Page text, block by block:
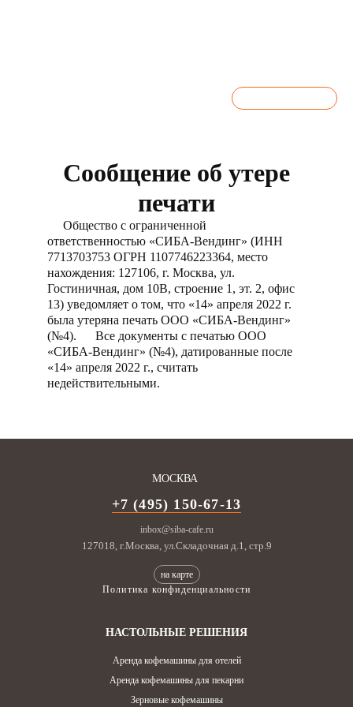
Сообщение об утере
печати
Общество с ограниченной
ответственностью «СИБА-Вендинг» (ИНН
7713703753 ОГРН 1107746223364, место
нахождения: 127106, г. Москва, ул.
Гостиничная, дом 10В, строение 1, эт. 2, офис
13) уведомляет о том, что «14» апреля 2022 г.
была утеряна печать ООО «СИБА-Вендинг»
(№4). Все документы с печатью ООО
«СИБА-Вендинг» (№4), датированные после
«14» апреля 2022 г., считать
недействительными.
МОСКВА
+7 (495) 150-67-13
inbox@siba-cafe.ru
127018, г.Москва, ул.Складочная д.1, стр.9
на карте
Политика конфиденциальности
НАСТОЛЬНЫЕ РЕШЕНИЯ
Бесплатная аренда кофемашинАренда кофемашины для отелей
Аренда кофемашины для пекарни
Зерновые кофемашины